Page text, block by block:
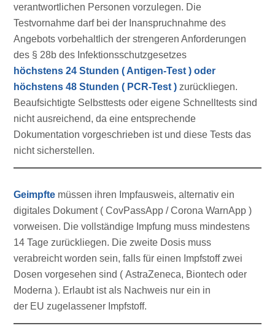
verantwortlichen Personen vorzulegen. Die
Testvornahme darf bei der Inanspruchnahme des
Angebots vorbehaltlich der strengeren Anforderungen
des § 28b des Infektionsschutzgesetzes
höchstens 24 Stunden ( Antigen-Test ) oder
höchstens 48 Stunden ( PCR-Test ) zurückliegen.
Beaufsichtigte Selbsttests oder eigene Schnelltests sind
nicht ausreichend, da eine entsprechende
Dokumentation vorgeschrieben ist und diese Tests das
nicht sicherstellen.
Geimpfte müssen ihren Impfausweis, alternativ ein
digitales Dokument ( CovPassApp / Corona WarnApp )
vorweisen. Die vollständige Impfung muss mindestens
14 Tage zurückliegen. Die zweite Dosis muss
verabreicht worden sein, falls für einen Impfstoff zwei
Dosen vorgesehen sind ( AstraZeneca, Biontech oder
Moderna ). Erlaubt ist als Nachweis nur ein in
der EU zugelassener Impfstoff.